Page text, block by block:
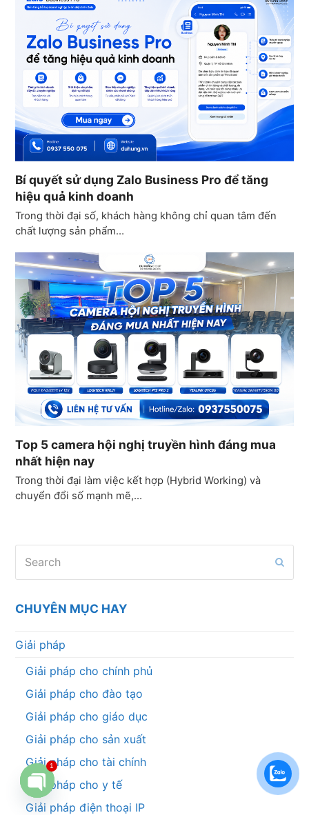
Bí quyết sử dụng Zalo Business Pro để tăng
hiệu quả kinh doanh
Trong thời đại số, khách hàng không chỉ quan tâm đến
chất lượng sản phẩm…
Top 5 camera hội nghị truyền hình đáng mua
nhất hiện nay
Trong thời đại làm việc kết hợp (Hybrid Working) và
chuyển đổi số mạnh mẽ,…
CHUYÊN MỤC HAY
Giải pháp
Giải pháp cho chính phủ
Giải pháp cho đào tạo
Giải pháp cho giáo dục
Giải pháp cho sản xuất
Giải pháp cho tài chính
Giải pháp cho y tế
Giải pháp điện thoại IP
Open
1